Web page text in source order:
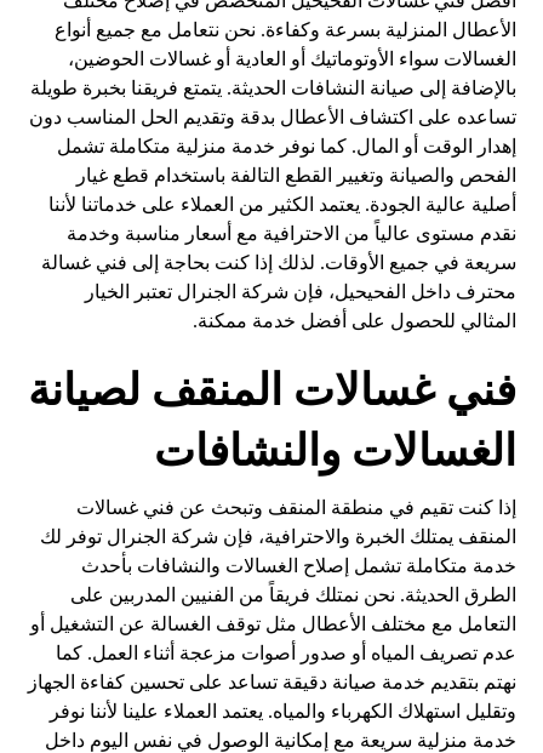
الأعطال المنزلية بسرعة وكفاءة. نحن نتعامل مع جميع أنواع
الغسالات سواء الأوتوماتيك أو العادية أو غسالات الحوضين،
بالإضافة إلى صيانة النشافات الحديثة. يتمتع فريقنا بخبرة طويلة
تساعده على اكتشاف الأعطال بدقة وتقديم الحل المناسب دون
إهدار الوقت أو المال. كما نوفر خدمة منزلية متكاملة تشمل
الفحص والصيانة وتغيير القطع التالفة باستخدام قطع غيار
أصلية عالية الجودة. يعتمد الكثير من العملاء على خدماتنا لأننا
نقدم مستوى عالياً من الاحترافية مع أسعار مناسبة وخدمة
سريعة في جميع الأوقات. لذلك إذا كنت بحاجة إلى فني غسالة
محترف داخل الفحيحيل، فإن شركة الجنرال تعتبر الخيار
المثالي للحصول على أفضل خدمة ممكنة.
فني غسالات المنقف لصيانة
الغسالات والنشافات
إذا كنت تقيم في منطقة المنقف وتبحث عن فني غسالات
المنقف يمتلك الخبرة والاحترافية، فإن شركة الجنرال توفر لك
خدمة متكاملة تشمل إصلاح الغسالات والنشافات بأحدث
الطرق الحديثة. نحن نمتلك فريقاً من الفنيين المدربين على
التعامل مع مختلف الأعطال مثل توقف الغسالة عن التشغيل أو
عدم تصريف المياه أو صدور أصوات مزعجة أثناء العمل. كما
نهتم بتقديم خدمة صيانة دقيقة تساعد على تحسين كفاءة الجهاز
وتقليل استهلاك الكهرباء والمياه. يعتمد العملاء علينا لأننا نوفر
خدمة منزلية سريعة مع إمكانية الوصول في نفس اليوم داخل